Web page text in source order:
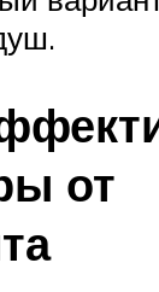
от